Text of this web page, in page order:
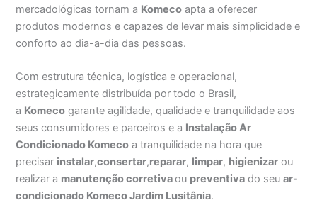
mercadológicas tornam a Komeco apta a oferecer
produtos modernos e capazes de levar mais simplicidade e
conforto ao dia-a-dia das pessoas.
Com estrutura técnica, logística e operacional,
estrategicamente distribuída por todo o Brasil,
a Komeco garante agilidade, qualidade e tranquilidade aos
seus consumidores e parceiros e a Instalação Ar
Condicionado Komeco a tranquilidade na hora que
precisar instalar,consertar,reparar, limpar, higienizar ou
realizar a manutenção corretivaou preventiva do seuar-
condicionado Komeco Jardim Lusitânia.